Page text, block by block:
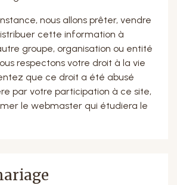
nous allons prêter, vendre
cette information à
groupe, organisation ou entité
respectons votre droit à la vie
que ce droit a été abusé
par votre participation à ce site,
le webmaster qui étudiera le